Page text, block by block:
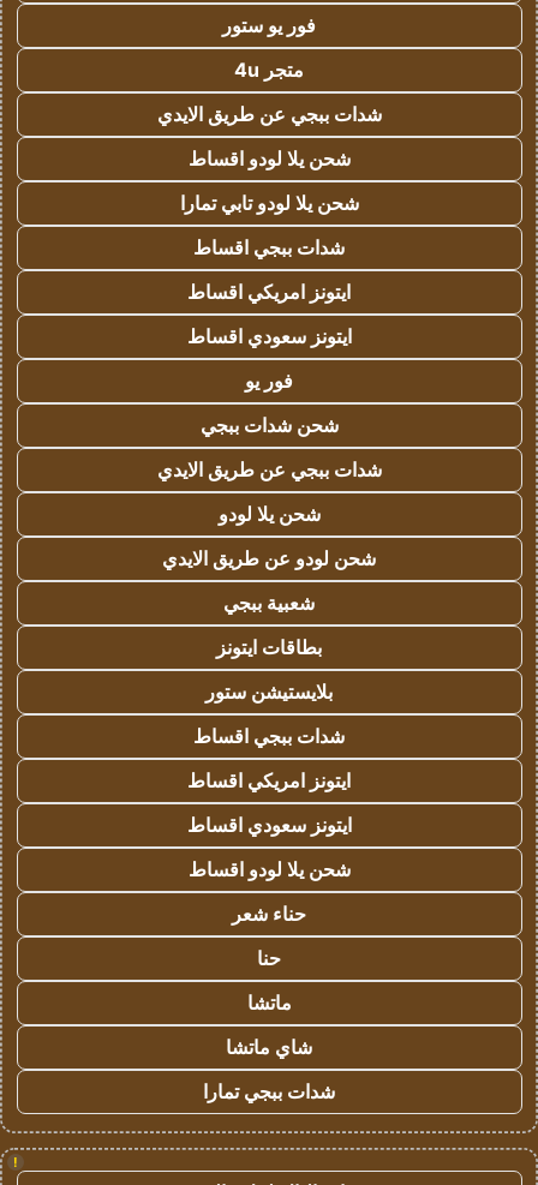
فور يو ستور
متجر 4u
شدات ببجي عن طريق الايدي
شحن يلا لودو اقساط
شحن يلا لودو تابي تمارا
شدات ببجي اقساط
ايتونز امريكي اقساط
ايتونز سعودي اقساط
فور يو
شحن شدات ببجي
شدات ببجي عن طريق الايدي
شحن يلا لودو
شحن لودو عن طريق الايدي
شعبية ببجي
بطاقات ايتونز
بلايستيشن ستور
شدات ببجي اقساط
ايتونز امريكي اقساط
ايتونز سعودي اقساط
شحن يلا لودو اقساط
حناء شعر
حنا
ماتشا
شاي ماتشا
شدات ببجي تمارا
!